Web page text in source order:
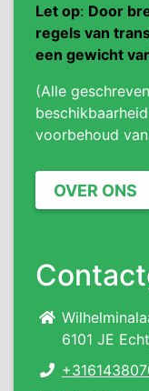
Let op: Door
regels van
een gewicht
(Alle
voorbehoud
OVER ONS
6101 JE